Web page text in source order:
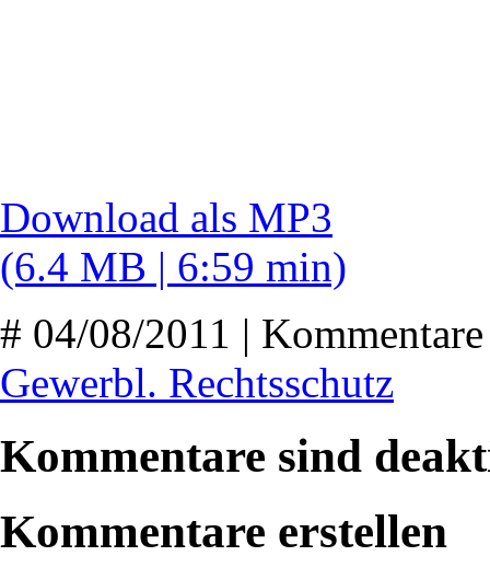
Download als MP3
(6.4 MB | 6:59 min)
# 04/08/2011 |
Gewerbl. Rechtsschutz
Kommentare sind
Kommentare erstellen